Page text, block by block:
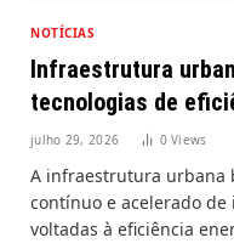
NOTÍCIAS
Infraestrutura
tecnologias de
julho 29, 2026 0Views
A infraestrutura urbana
contínuo e acelerado
voltadas à eficiência